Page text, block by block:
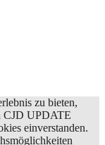
zu bieten,
CJD UPDATE
einverstanden.